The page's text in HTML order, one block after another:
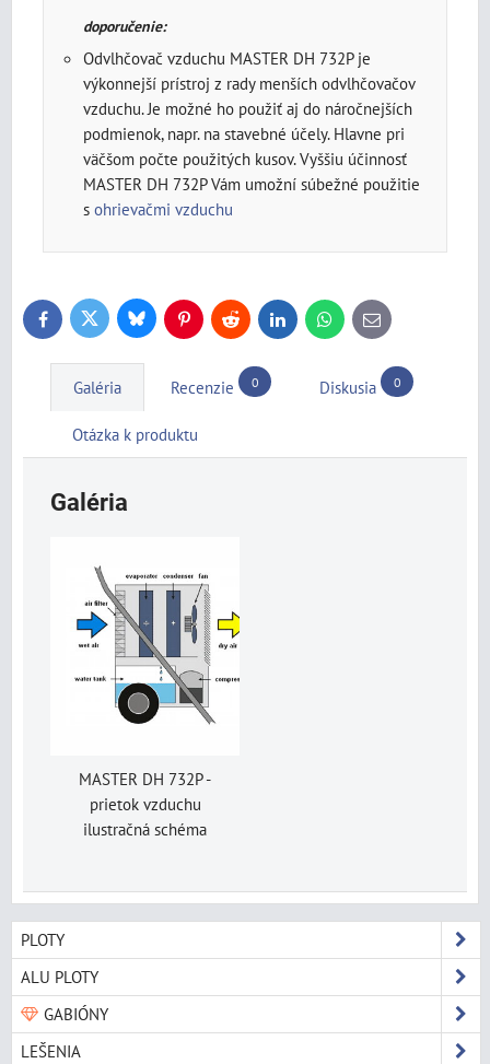
doporučenie:
Odvlhčovač vzduchu MASTER DH 732P je
výkonnejší prístroj z rady menších odvlhčovačov
vzduchu. Je možné ho použiť aj do náročnejších
podmienok, napr. na stavebné účely. Hlavne pri
väčšom počte použitých kusov. Vyššiu účinnosť
MASTER DH 732P Vám umožní súbežné použitie
s ohrievačmi vzduchu
FacebookTwitter BlueskyPinterestReddit LinkedInWhatsApp
E-
mail
Galéria Recenzie 0 Diskusia 0
Otázka k produktu
Galéria
MASTER DH 732P -
prietok vzduchu
ilustračná schéma
PLOTY
ALU PLOTY
GABIÓNY
LEŠENIA